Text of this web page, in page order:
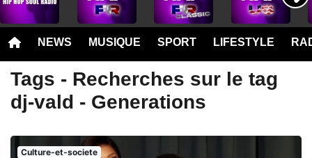
NEWS MUSIQUE SPORT LIFESTYLE
Tags - Recherches sur le tag
dj-vald - Generations
Culture-et-societe